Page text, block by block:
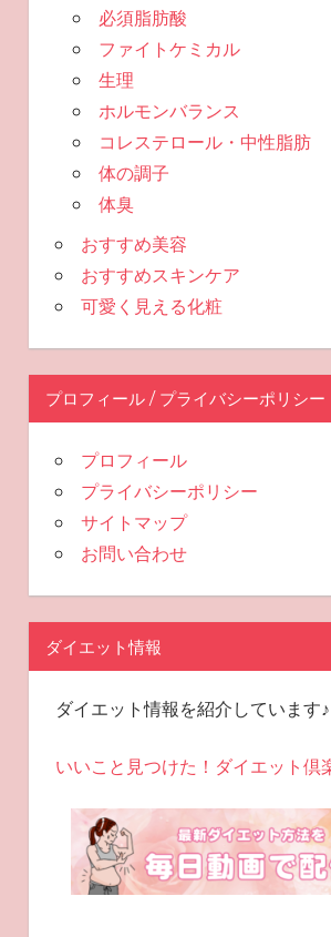
必須脂肪酸
ファイトケミカル
生理
ホルモンバランス
コレステロール・中性脂肪
体の調子
体臭
おすすめ美容
おすすめスキンケア
可愛く見える化粧
プロフィール / プライバシーポリシー
プロフィール
プライバシーポリシー
サイトマップ
お問い合わせ
ダイエット情報
ダイエット情報を紹介しています♪
いいこと見つけた！ダイエット倶